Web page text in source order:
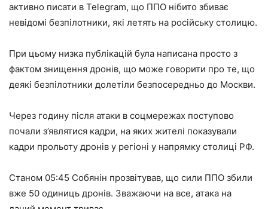
активно писати в Telegram, що ППО нібито збиває
невідомі безпілотники, які летять на російську столицю.
При цьому низка публікацій була написана просто з
фактом знищення дронів, що може говорити про те, що
деякі безпілотники долетіли безпосередньо до Москви.
Через годину після атаки в соцмережах поступово
почали з’являтися кадри, на яких жителі показували
кадри прольоту дронів у регіоні у напрямку столиці РФ.
Станом 05:45 Собянін прозвітував, що сили ППО збили
вже 50 одиниць дронів. Зважаючи на все, атака на